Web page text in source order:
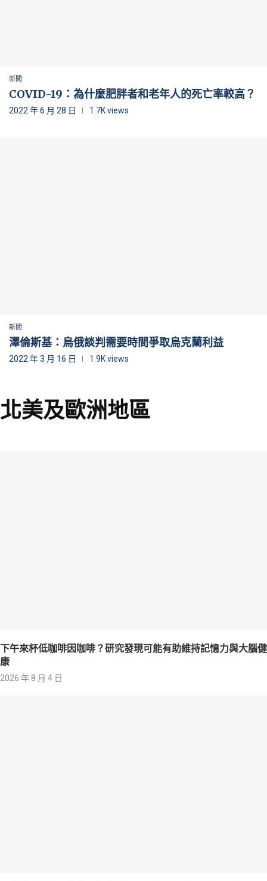
新聞
COVID-19：為什麼肥胖者和老年人的死亡率較高？
2022 年 6 月 28 日 1.7K views
新聞
澤倫斯基：烏俄談判需要時間爭取烏克蘭利益
2022 年 3 月 16 日 1.9K views
北美及歐洲地區
下午來杯低咖啡因咖啡？研究發現可能有助維持記憶力與大腦健
康
2026 年 8 月 4 日